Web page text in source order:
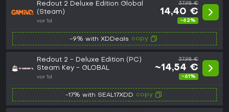
Redout 2 Deluxe Edition Global
(Steam)
vor 1d
37,98 €
14,40 €
-62%
-9% with XDDeals copy
Redout 2 - Deluxe Edition (PC)
Steam Key - GLOBAL
vor 1d
37,98 €
~14,54 €
-61%
-17% with SEAL17XDD copy